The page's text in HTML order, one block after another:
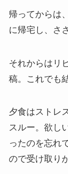
帰ってからは
に帰宅し、さ
それからはリ
稿。これでも
夕食はストレ
スルー。欲し
ったのを忘れ
ので受け取り